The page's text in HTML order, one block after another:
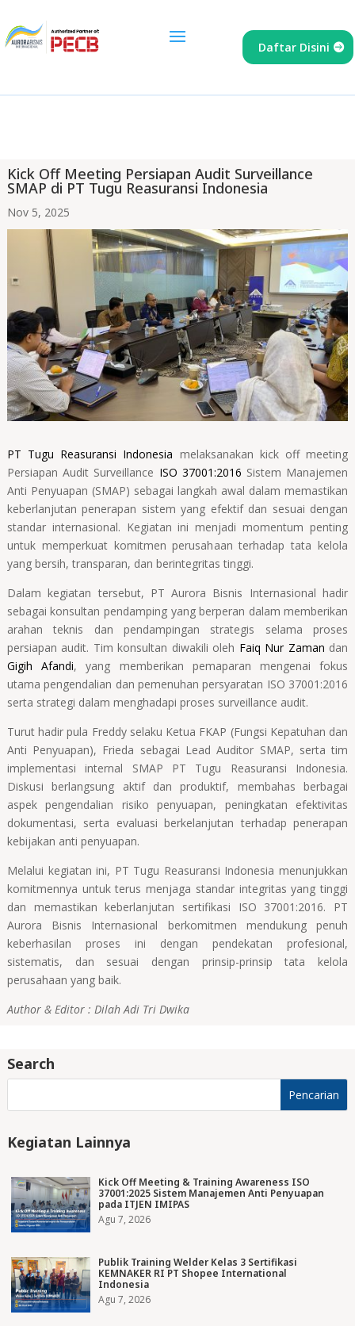
Daftar Disini
Kick Off Meeting Persiapan Audit Surveillance
SMAP di PT Tugu Reasuransi Indonesia
Nov 5, 2025
PT Tugu Reasuransi Indonesia melaksanakan kick off meeting
Persiapan Audit Surveillance ISO 37001:2016 Sistem Manajemen
Anti Penyuapan (SMAP) sebagai langkah awal dalam memastikan
keberlanjutan penerapan sistem yang efektif dan sesuai dengan
standar internasional. Kegiatan ini menjadi momentum penting
untuk memperkuat komitmen perusahaan terhadap tata kelola
yang bersih, transparan, dan berintegritas tinggi.
Dalam kegiatan tersebut, PT Aurora Bisnis Internasional hadir
sebagai konsultan pendamping yang berperan dalam memberikan
arahan teknis dan pendampingan strategis selama proses
persiapan audit. Tim konsultan diwakili oleh Faiq Nur Zaman dan
Gigih Afandi, yang memberikan pemaparan mengenai fokus
utama pengendalian dan pemenuhan persyaratan ISO 37001:2016
serta strategi dalam menghadapi proses surveillance audit.
Turut hadir pula Freddy selaku Ketua FKAP (Fungsi Kepatuhan dan
Anti Penyuapan), Frieda sebagai Lead Auditor SMAP, serta tim
implementasi internal SMAP PT Tugu Reasuransi Indonesia.
Diskusi berlangsung aktif dan produktif, membahas berbagai
aspek pengendalian risiko penyuapan, peningkatan efektivitas
dokumentasi, serta evaluasi berkelanjutan terhadap penerapan
kebijakan anti penyuapan.
Melalui kegiatan ini, PT Tugu Reasuransi Indonesia menunjukkan
komitmennya untuk terus menjaga standar integritas yang tinggi
dan memastikan keberlanjutan sertifikasi ISO 37001:2016. PT
Aurora Bisnis Internasional berkomitmen mendukung penuh
keberhasilan proses ini dengan pendekatan profesional,
sistematis, dan sesuai dengan prinsip-prinsip tata kelola
perusahaan yang baik.
Author & Editor : Dilah Adi Tri Dwika
Search
Kegiatan Lainnya
Kick Off Meeting & Training Awareness ISO
37001:2025 Sistem Manajemen Anti Penyuapan
pada ITJEN IMIPAS
Agu 7, 2026
Publik Training Welder Kelas 3 Sertifikasi
KEMNAKER RI PT Shopee International
Indonesia
Agu 7, 2026